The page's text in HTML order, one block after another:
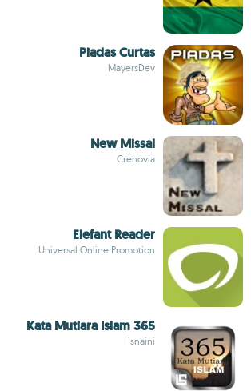
Piadas Curtas
MayersDev
New Missal
Crenovia
Elefant Reader
Universal Online Promotion
365 Kata Mutiara Islam
Isnaini